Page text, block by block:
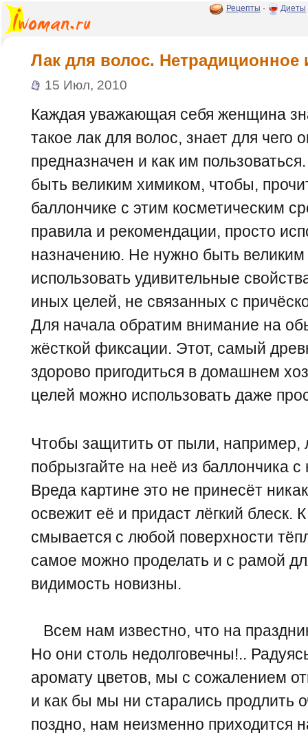
Рецепты · Диеты
Лак для волос. Нетрадиционное
15 Июл, 2010
Каждая уважающая себя женщина
такое лак для волос, знает для чего
предназначен и как им
быть великим химиком, чтобы,
баллончике с этим косметическим
правила и рекомендации, просто
назначению. Не нужно быть
использовать удивительные
иных целей, не связанных с
Для начала обратим внимание на
жёсткой фиксации. Этот, самый
здорово пригодиться в домашнем
целей можно использовать даже
Чтобы защитить от пыли, например,
побрызгайте на неё из баллончика
Вреда картине это не принесёт
освежит её и придаст лёгкий блеск.
смывается с любой поверхности
самое можно проделать и с рамой
видимость новизны.
Всем нам известно, что на
Но они столь недолговечны!..
аромату цветов, мы с сожалением
и как бы мы ни старались продлить
поздно, нам неизменно приходится